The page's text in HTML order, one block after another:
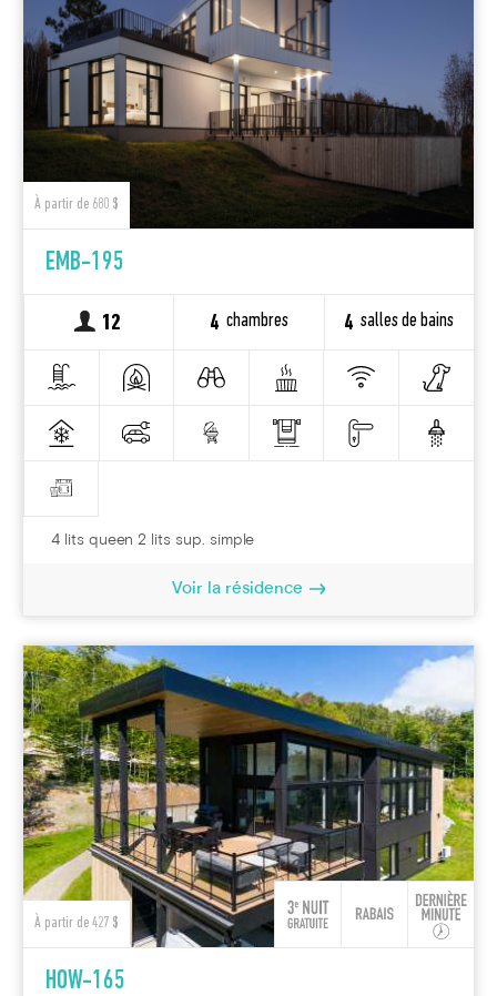
À partir de 680 $
EMB-195
12 4 chambres 4 salles de bains
4 lits queen 2 lits sup. simple
Voir la résidence
À partir de 427 $
HOW-165